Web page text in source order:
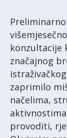
Preliminarno
konzultacije
značajnog
zaprimilo
načelima,
provoditi,